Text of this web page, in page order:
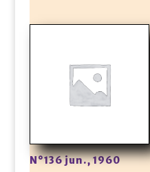
N°136 jun., 1960